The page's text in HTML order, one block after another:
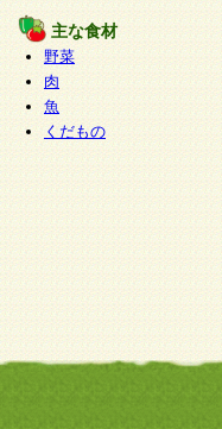
主な食材
野菜
肉
魚
くだもの